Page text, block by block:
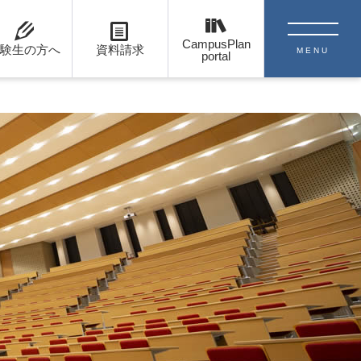
生の方へ 資料請求
CampusPlan
portal
MENU